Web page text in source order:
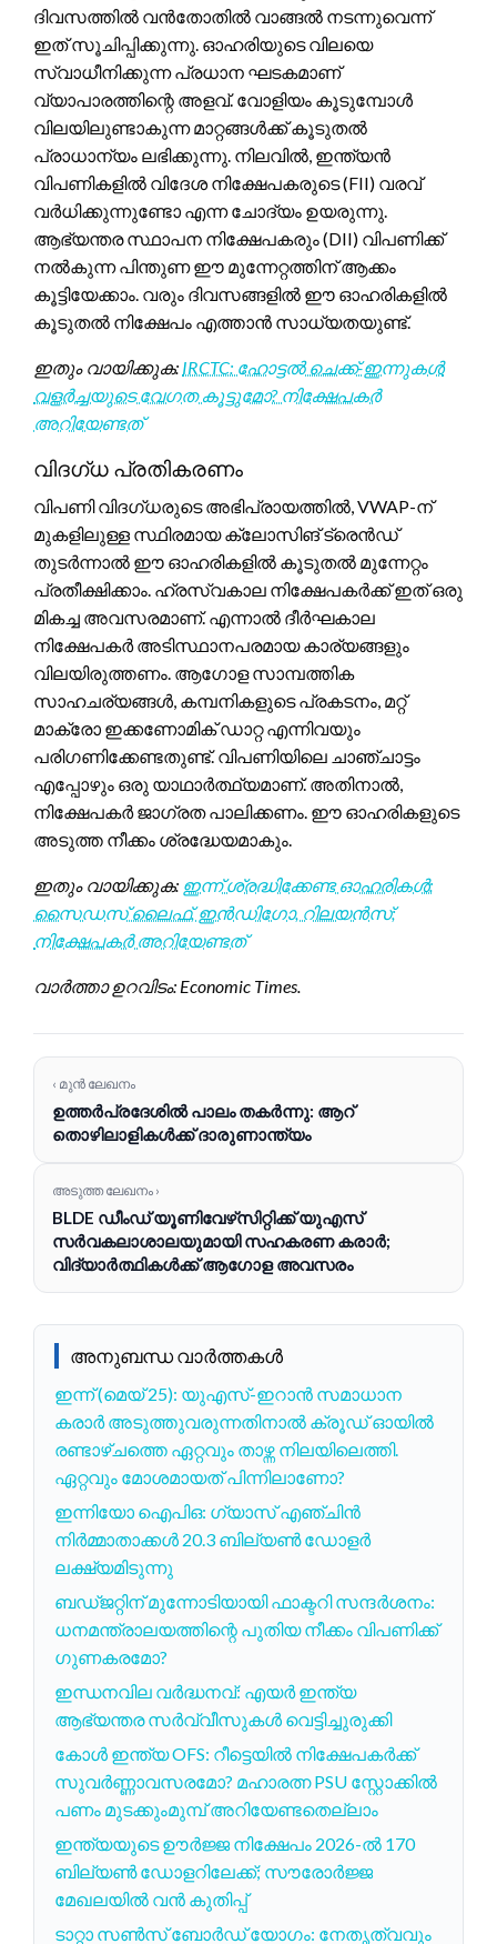
ദിവസത്തിൽ വൻതോതിൽ വാങ്ങൽ നടന്നുവെന്ന്
ഇത് സൂചിപ്പിക്കുന്നു. ഓഹരിയുടെ വിലയെ
സ്വാധീനിക്കുന്ന പ്രധാന ഘടകമാണ്
വ്യാപാരത്തിന്റെ അളവ്. വോളിയം കൂടുമ്പോൾ
വിലയിലുണ്ടാകുന്ന മാറ്റങ്ങൾക്ക് കൂടുതൽ
പ്രാധാന്യം ലഭിക്കുന്നു. നിലവിൽ, ഇന്ത്യൻ
വിപണികളിൽ വിദേശ നിക്ഷേപകരുടെ (FII) വരവ്
വർധിക്കുന്നുണ്ടോ എന്ന ചോദ്യം ഉയരുന്നു.
ആഭ്യന്തര സ്ഥാപന നിക്ഷേപകരും (DII) വിപണിക്ക്
നൽകുന്ന പിന്തുണ ഈ മുന്നേറ്റത്തിന് ആക്കം
കൂട്ടിയേക്കാം. വരും ദിവസങ്ങളിൽ ഈ ഓഹരികളിൽ
കൂടുതൽ നിക്ഷേപം എത്താൻ സാധ്യതയുണ്ട്.
ഇതും വായിക്കുക: IRCTC: ഹോട്ടൽ ചെക്ക്-ഇന്നുകൾ
വളർച്ചയുടെ വേഗത കൂട്ടുമോ? നിക്ഷേപകർ
അറിയേണ്ടത്
വിദഗ്ധ പ്രതികരണം
വിപണി വിദഗ്ധരുടെ അഭിപ്രായത്തിൽ, VWAP-ന്
മുകളിലുള്ള സ്ഥിരമായ ക്ലോസിങ് ട്രെൻഡ്
തുടർന്നാൽ ഈ ഓഹരികളിൽ കൂടുതൽ മുന്നേറ്റം
പ്രതീക്ഷിക്കാം. ഹ്രസ്വകാല നിക്ഷേപകർക്ക് ഇത് ഒരു
മികച്ച അവസരമാണ്. എന്നാൽ ദീർഘകാല
നിക്ഷേപകർ അടിസ്ഥാനപരമായ കാര്യങ്ങളും
വിലയിരുത്തണം. ആഗോള സാമ്പത്തിക
സാഹചര്യങ്ങൾ, കമ്പനികളുടെ പ്രകടനം, മറ്റ്
മാക്രോ ഇക്കണോമിക് ഡാറ്റ എന്നിവയും
പരിഗണിക്കേണ്ടതുണ്ട്. വിപണിയിലെ ചാഞ്ചാട്ടം
എപ്പോഴും ഒരു യാഥാർത്ഥ്യമാണ്. അതിനാൽ,
നിക്ഷേപകർ ജാഗ്രത പാലിക്കണം. ഈ ഓഹരികളുടെ
അടുത്ത നീക്കം ശ്രദ്ധേയമാകും.
ഇതും വായിക്കുക: ഇന്ന് ശ്രദ്ധിക്കേണ്ട ഓഹരികൾ:
സൈഡസ് ലൈഫ്, ഇൻഡിഗോ, റിലയൻസ്;
നിക്ഷേപകർ അറിയേണ്ടത്
വാർത്താ ഉറവിടം: Economic Times.
‹ മുൻ ലേഖനം
ഉത്തർപ്രദേശിൽ പാലം തകർന്നു: ആറ്
തൊഴിലാളികൾക്ക് ദാരുണാന്ത്യം
അടുത്ത ലേഖനം ›
BLDE ഡീംഡ് യൂണിവേഴ്‌സിറ്റിക്ക് യുഎസ്
സർവകലാശാലയുമായി സഹകരണ കരാർ;
വിദ്യാർത്ഥികൾക്ക് ആഗോള അവസരം
അനുബന്ധ വാർത്തകൾ
ഇന്ന് (മെയ് 25): യുഎസ്-ഇറാൻ സമാധാന
കരാർ അടുത്തുവരുന്നതിനാൽ ക്രൂഡ് ഓയിൽ
രണ്ടാഴ്ചത്തെ ഏറ്റവും താഴ്ന്ന നിലയിലെത്തി.
ഏറ്റവും മോശമായത് പിന്നിലാണോ?
ഇന്നിയോ ഐപിഒ: ഗ്യാസ് എഞ്ചിൻ
നിർമ്മാതാക്കൾ 20.3 ബില്യൺ ഡോളർ
ലക്ഷ്യമിടുന്നു
ബഡ്ജറ്റിന് മുന്നോടിയായി ഫാക്ടറി സന്ദർശനം:
ധനമന്ത്രാലയത്തിന്റെ പുതിയ നീക്കം വിപണിക്ക്
ഗുണകരമോ?
ഇന്ധനവില വർദ്ധനവ്: എയർ ഇന്ത്യ
ആഭ്യന്തര സർവ്വീസുകൾ വെട്ടിച്ചുരുക്കി
കോൾ ഇന്ത്യ OFS: റീട്ടെയിൽ നിക്ഷേപകർക്ക്
സുവർണ്ണാവസരമോ? മഹാരത്ന PSU സ്റ്റോക്കിൽ
പണം മുടക്കുംമുമ്പ് അറിയേണ്ടതെല്ലാം
ഇന്ത്യയുടെ ഊർജ്ജ നിക്ഷേപം 2026-ൽ 170
ബില്യൺ ഡോളറിലേക്ക്; സൗരോർജ്ജ
മേഖലയിൽ വൻ കുതിപ്പ്
ടാറ്റാ സൺസ് ബോർഡ് യോഗം: നേതൃത്വവും